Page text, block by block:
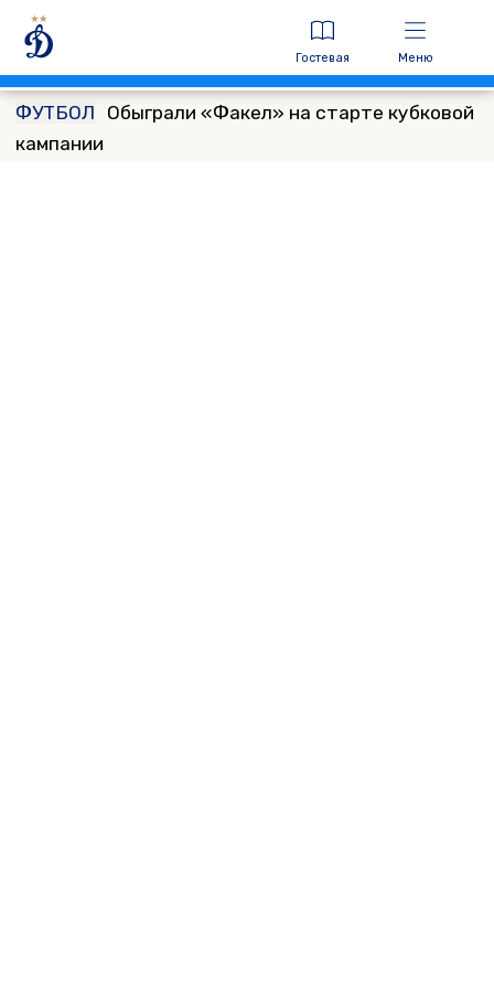
Гостевая Меню
ФУТБОЛ
Обыграли «Факел» на старте кубковой
кампании